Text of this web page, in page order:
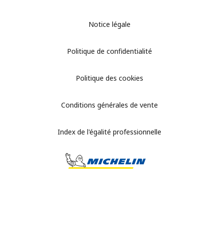
Notice légale
Politique de confidentialité
Politique des cookies
Conditions générales de vente
Index de l'égalité professionnelle